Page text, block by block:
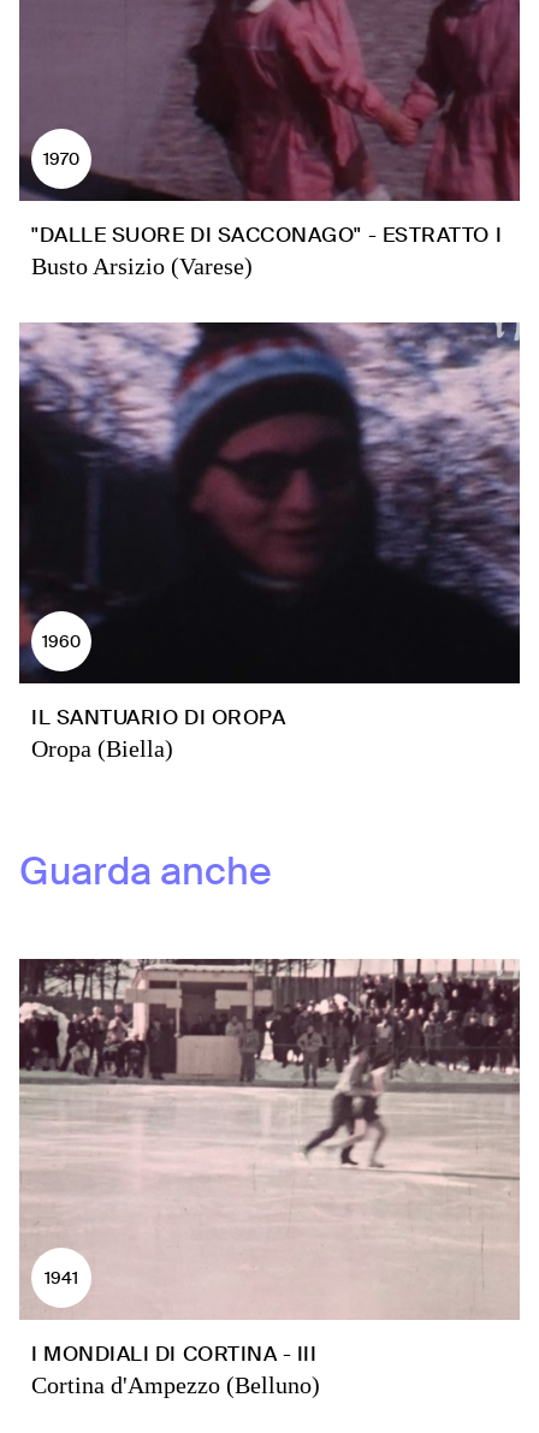
1970
"DALLE SUORE DI SACCONAGO" - ESTRATTO I
Busto Arsizio (Varese)
1960
IL SANTUARIO DI OROPA
Oropa (Biella)
Guarda anche
1941
I MONDIALI DI CORTINA - III
Cortina d'Ampezzo (Belluno)